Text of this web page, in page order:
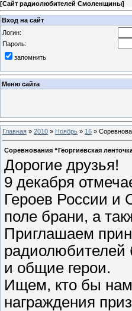
[Сайт радиолюбителей Смоленщины]
Вход на сайт
Логин:
Пароль:
запомнить
Меню сайта
Главная » 2010 » Ноябрь » 16 »
Cоревнования “Георгиевская
Дорогие друзья!
9 декабря
Героев России и
поле брани, а
Приглашаем
радиолюбителей
и общие герои.
Ищем, кто бы нам
награждения